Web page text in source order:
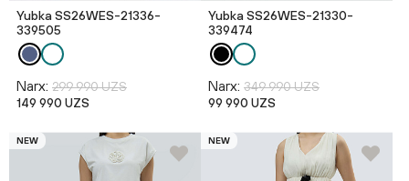
Yubka SS26WES-21336-
339505
Narx: 299 990 UZS
149 990 UZS
Yubka SS26WES-21330-
339474
Narx: 349 990 UZS
99 990 UZS
NEW NEW